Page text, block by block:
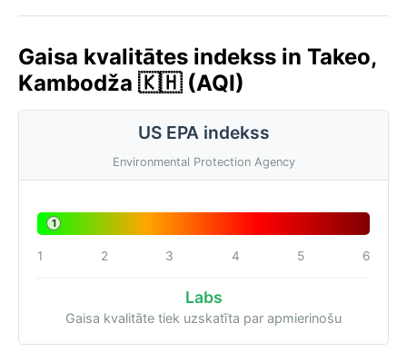
Gaisa kvalitātes indekss in Takeo,
Kambodža 🇰🇭 (AQI)
US EPA indekss
Environmental Protection Agency
1
1 2 3 4 5 6
Labs
Gaisa kvalitāte tiek uzskatīta par apmierinošu